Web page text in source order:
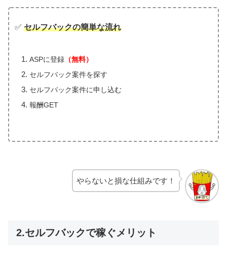
✅ セルフバックの簡単な流れ
ASPに登録（無料）
セルフバック案件を探す
セルフバック案件に申し込む
報酬GET
やらないと損な仕組みです！
2.セルフバックで稼ぐメリット